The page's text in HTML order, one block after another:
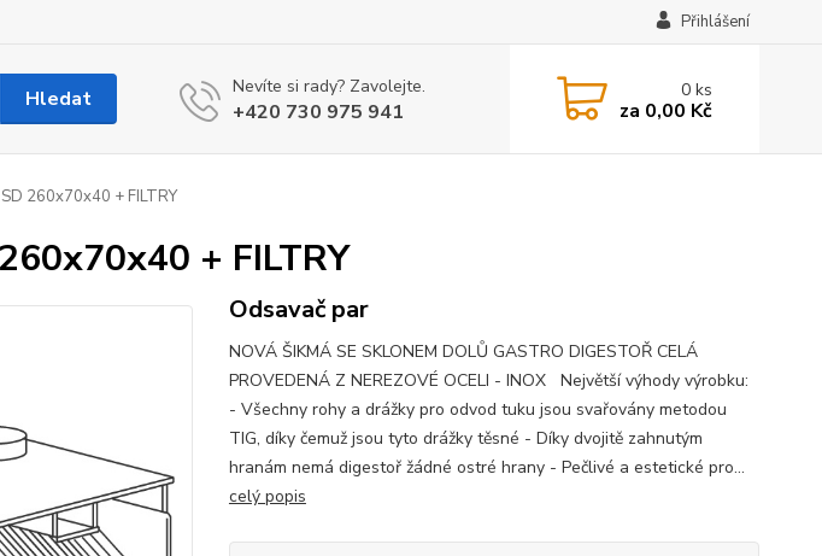
Přihlášení
Hledat Nevíte si rady? Zavolejte.
+420 730 975 941
0ks
za 0,00 Kč
260x70x40 + FILTRY
+ FILTRY
Odsavač par
NOVÁ ŠIKMÁ SE SKLONEM DOLŮ GASTRO DIGESTOŘ CELÁ
PROVEDENÁ Z NEREZOVÉ OCELI - INOX Největší výhody výrobku:
- Všechny rohy a drážky pro odvod tuku jsou svařovány metodou
TIG, díky čemuž jsou tyto drážky těsné - Díky dvojitě zahnutým
hranám nemá digestoř žádné ostré hrany - Pečlivé a estetické pro...
celý popis